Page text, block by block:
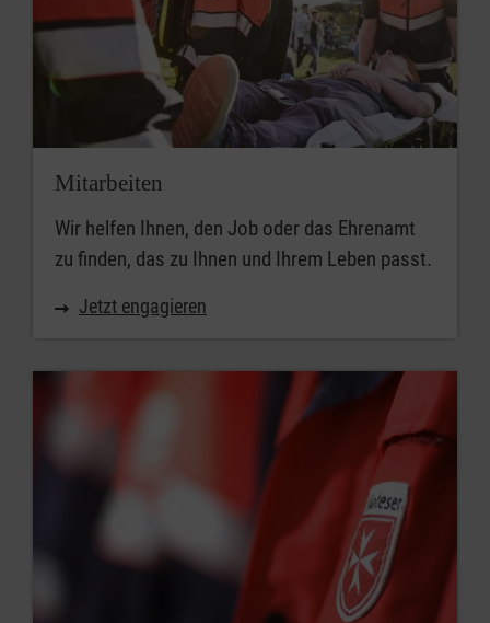
Mitarbeiten
Wir helfen Ihnen, den Job oder das Ehrenamt
zu finden, das zu Ihnen und Ihrem Leben passt.
Jetzt engagieren